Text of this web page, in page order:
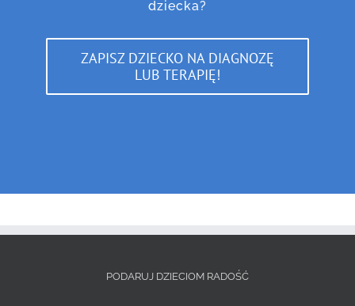
dziecka?
ZAPISZ DZIECKO NA DIAGNOZĘ
LUB TERAPIĘ!
PODARUJ DZIECIOM RADOŚĆ